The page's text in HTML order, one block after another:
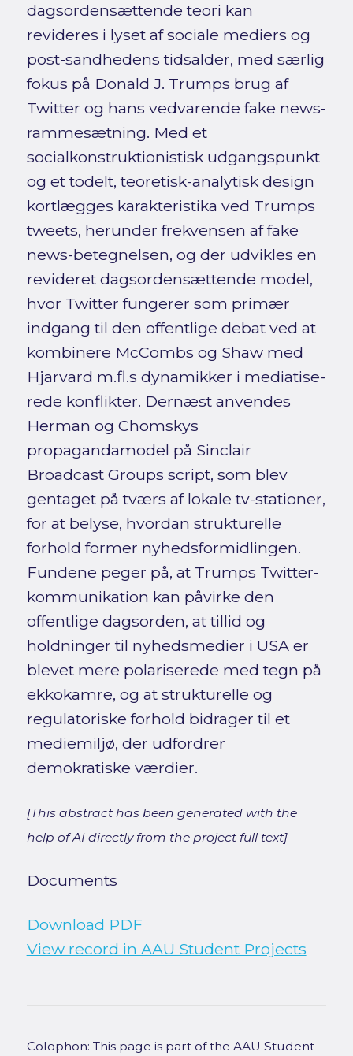
dagsordensættende teori kan
revideres i lyset af sociale mediers og
post-sandhedens tidsalder, med særlig
fokus på Donald J. Trumps brug af
Twitter og hans vedvarende fake news-
rammesætning. Med et
socialkonstruktionistisk udgangspunkt
og et todelt, teoretisk-analytisk design
kortlægges karakteristika ved Trumps
tweets, herunder frekvensen af fake
news-betegnelsen, og der udvikles en
revideret dagsordensættende model,
hvor Twitter fungerer som primær
indgang til den offentlige debat ved at
kombinere McCombs og Shaw med
Hjarvard m.fl.s dynamikker i mediatise­
rede konflikter. Dernæst anvendes
Herman og Chomskys
propagandamodel på Sinclair
Broadcast Groups script, som blev
gentaget på tværs af lokale tv-stationer,
for at belyse, hvordan strukturelle
forhold former nyhedsformidlingen.
Fundene peger på, at Trumps Twitter-
kommunikation kan påvirke den
offentlige dagsorden, at tillid og
holdninger til nyhedsmedier i USA er
blevet mere polariserede med tegn på
ekkokamre, og at strukturelle og
regulatoriske forhold bidrager til et
mediemiljø, der udfordrer
demokratiske værdier.
[This abstract has been generated with the
help of AI directly from the project full text]
Documents
Download PDF
View record in AAU Student Projects
Colophon: This page is part of the AAU Student